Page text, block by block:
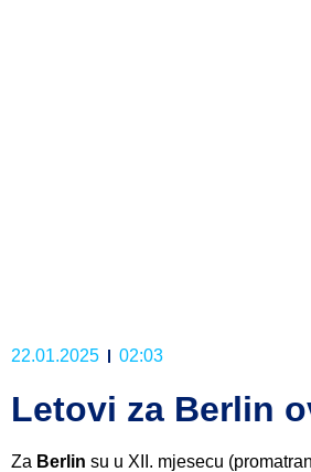
22.01.2025 02:03
Letovi za Berlin
Za Berlin su u XII. mjesecu